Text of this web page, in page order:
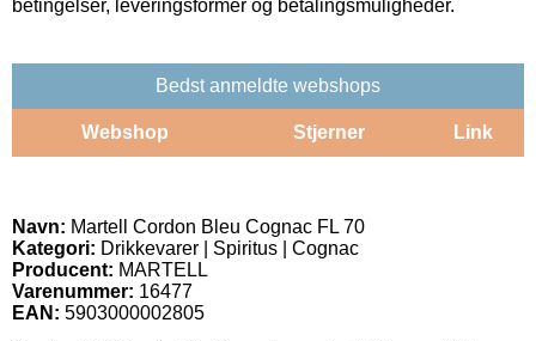
betingelser, leveringsformer og betalingsmuligheder.
Bedst anmeldte webshops
Webshop Stjerner Link
Navn: Martell Cordon Bleu Cognac FL 70
Kategori: Drikkevarer | Spiritus | Cognac
Producent: MARTELL
Varenummer: 16477
EAN: 5903000002805